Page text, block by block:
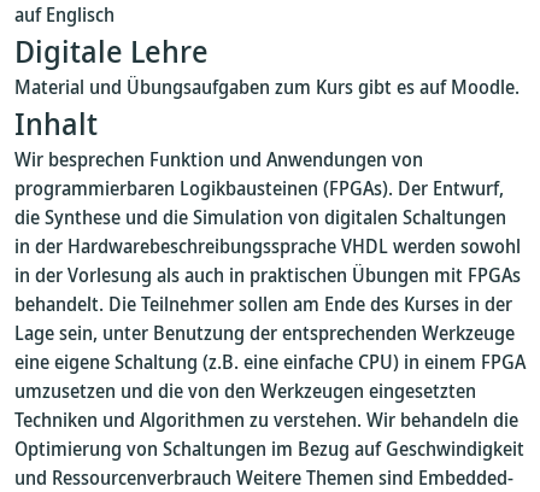
auf Englisch
Digitale Lehre
Material und Übungsaufgaben zum Kurs gibt es auf Moodle.
Inhalt
Wir besprechen Funktion und Anwendungen von
programmierbaren Logikbausteinen (FPGAs). Der Entwurf,
die Synthese und die Simulation von digitalen Schaltungen
in der Hardwarebeschreibungssprache VHDL werden sowohl
in der Vorlesung als auch in praktischen Übungen mit FPGAs
behandelt. Die Teilnehmer sollen am Ende des Kurses in der
Lage sein, unter Benutzung der entsprechenden Werkzeuge
eine eigene Schaltung (z.B. eine einfache CPU) in einem FPGA
umzusetzen und die von den Werkzeugen eingesetzten
Techniken und Algorithmen zu verstehen. Wir behandeln die
Optimierung von Schaltungen im Bezug auf Geschwindigkeit
und Ressourcenverbrauch Weitere Themen sind Embedded-